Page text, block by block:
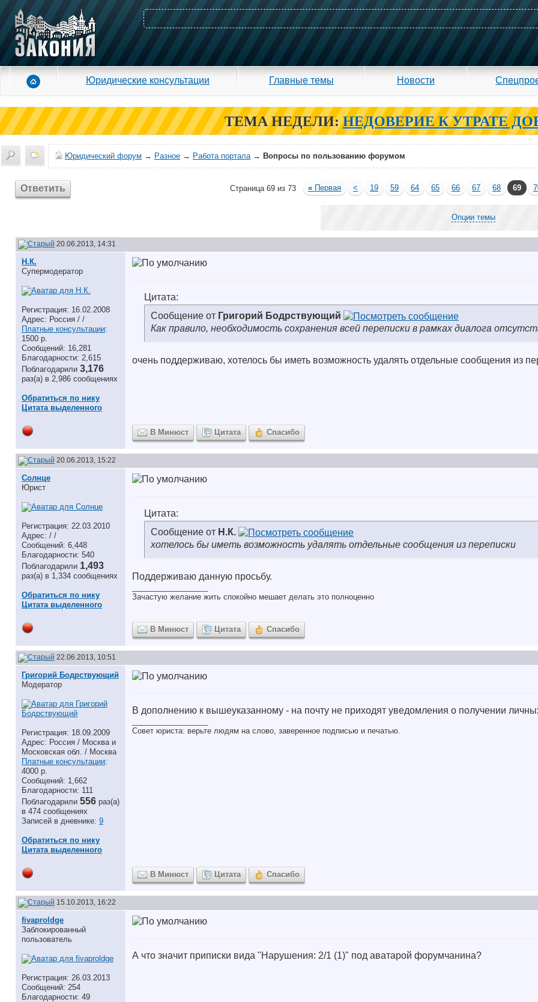
Юридические консультации Главные темы Новости
ТЕМА НЕДЕЛИ: НЕДОВЕРИЕ К УТРАТЕ
Юридический форум → Разное → Работа портала→ Вопросы по пользованию форумом
Ответить Страница 69 из 73 « Первая < 19 59 64 65 66 67 68 69
Опции темы
20.06.2013, 14:31
Н.К.
Супермодератор
Регистрация: 16.02.2008
Адрес: Россия / /
Платные консультации:
1500 р.
Сообщений: 16,281
Благодарности: 2,615
Поблагодарили 3,176
раз(а) в 2,986 сообщениях
Обратиться по нику
Цитата выделенного
Цитата:
Сообщение от Григорий Бодрствующий
Как правило, необходимость сохранения всей переписки в рамках диалога
очень поддерживаю, хотелось бы иметь возможность удалять отдельные сообщения из
В Минюст Цитата Спасибо
20.06.2013, 15:22
Солнце
Юрист
Регистрация: 22.03.2010
Адрес: / /
Сообщений: 6,448
Благодарности: 540
Поблагодарили 1,493
раз(а) в 1,334 сообщениях
Обратиться по нику
Цитата выделенного
Цитата:
Сообщение от Н.К.
хотелось бы иметь возможность удалять отдельные сообщения из переписки
Поддерживаю данную просьбу.
Зачастую желание жить спокойно мешает делать это полноценно
В Минюст Цитата Спасибо
22.06.2013, 10:51
Григорий Бодрствующий
Модератор
Регистрация: 18.09.2009
Адрес: Россия / Москва и
Московская обл. / Москва
Платные консультации:
4000 р.
Сообщений: 1,662
Благодарности: 111
Поблагодарили 556 раз(а)
в 474 сообщениях
Записей в дневнике: 9
Обратиться по нику
Цитата выделенного
В дополнению к вышеуказанному - на почту не приходят уведомления о получении
Совет юриста: верьте людям на слово, заверенное подписью и печатью.
В Минюст Цитата Спасибо
15.10.2013, 16:22
fivaproldge
Заблокированный
пользователь
Регистрация: 26.03.2013
Сообщений: 254
Благодарности: 49
А что значит приписки вида "Нарушения: 2/1 (1)" под аватарой форумчанина?